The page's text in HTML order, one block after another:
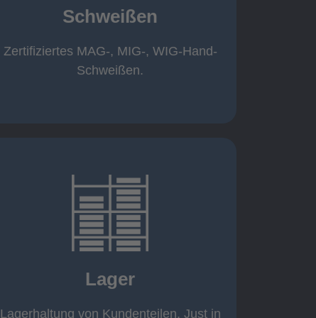
Schweißen
Zertifiziertes MAG-, MIG-, WIG-Hand-
Schweißen.
Schweißen
Handarbeitsplätze 1,5 x 1,5 x 6m /
Roboterschweißen ø800 x 3.200mm
Lager
Lagerhaltung von Kundenteilen. Just in
Rahmenverträge
Just in Time
eigener Fuhrpark
mehr erfahren